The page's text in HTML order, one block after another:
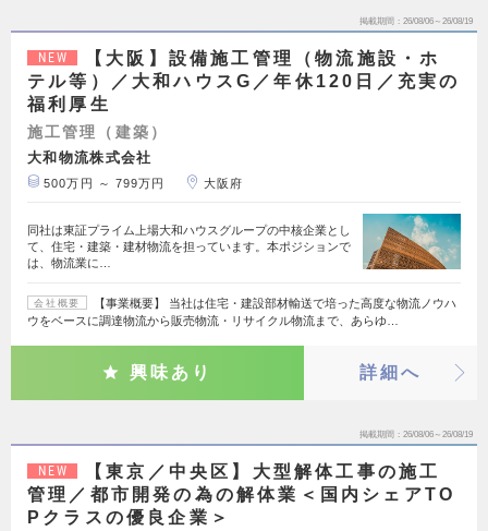
掲載期間 26/08/06～26/08/19
NEW
【大阪】設備施工管理（物流施設・ホ
テル等）／大和ハウスG／年休120日／充実の
福利厚生
施工管理（建築）
大和物流株式会社
500万円 ～ 799万円 大阪府
同社は東証プライム上場大和ハウスグループの中核企業とし
て、住宅・建築・建材物流を担っています。本ポジションで
は、物流業に…
会社概要
【事業概要】 当社は住宅・建設部材輸送で培った高度な物流ノウハ
ウをベースに調達物流から販売物流・リサイクル物流まで、あらゆ…
興味あり 詳細へ
掲載期間 26/08/06～26/08/19
NEW
【東京／中央区】大型解体工事の施工
管理／都市開発の為の解体業＜国内シェアTO
Pクラスの優良企業＞